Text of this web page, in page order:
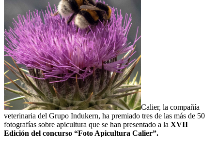
Calier, la compañía
veterinaria del Grupo Indukern, ha premiado tres de las más de 50
fotografías sobre apicultura que se han presentado a la XVII
Edición del concurso “Foto Apicultura Calier”.